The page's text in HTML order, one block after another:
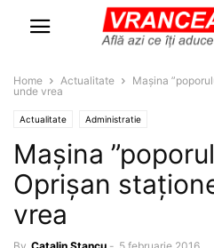
Home Actualitate
Mașina
unde vrea
Actualitate Administratie
Mașina
Oprișan
vrea